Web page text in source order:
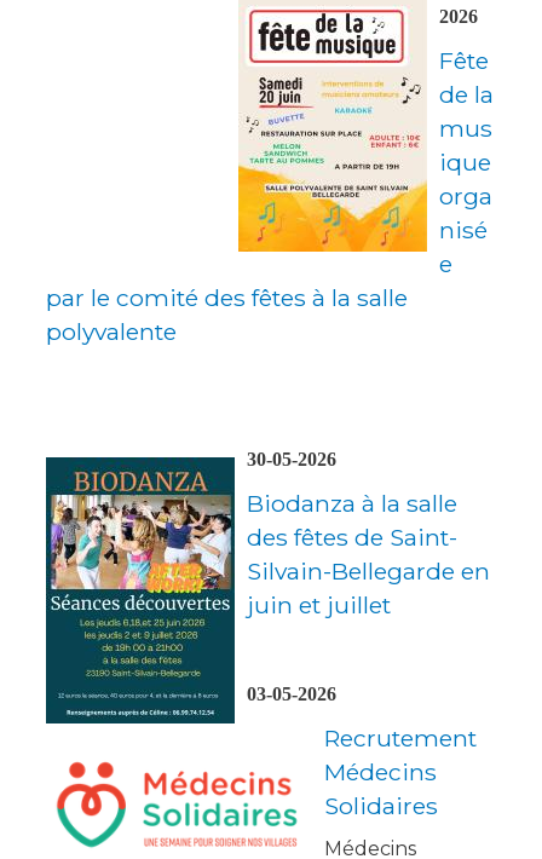
2026
Fête
de la
mus
ique
orga
nisé
e
par le comité des fêtes à la salle
polyvalente
30-05-2026
Biodanza à la salle
des fêtes de Saint-
Silvain-Bellegarde en
juin et juillet
03-05-2026
Recrutement
Médecins
Solidaires
Médecins